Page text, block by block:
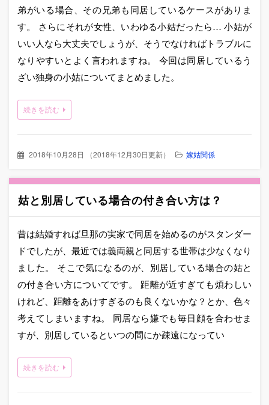
弟がいる場合、その兄弟も同居しているケースがありま
す。 さらにそれが女性、いわゆる小姑だったら… 小姑が
いい人なら大丈夫でしょうが、そうでなければトラブルに
なりやすいとよく言われますね。 今回は同居しているう
ざい独身の小姑についてまとめました。
続きを読む
2018年10月28日 （2018年12月30日更新） 嫁姑関係
姑と別居している場合の付き合い方は？
昔は結婚すれば旦那の実家で同居を始めるのがスタンダー
ドでしたが、最近では義両親と同居する世帯は少なくなり
ました。 そこで気になるのが、別居している場合の姑と
の付き合い方についてです。 距離が近すぎても煩わしい
けれど、距離をあけすぎるのも良くないかな？とか、色々
考えてしまいますね。 同居なら嫌でも毎日顔を合わせま
すが、別居しているといつの間にか疎遠になってい
続きを読む